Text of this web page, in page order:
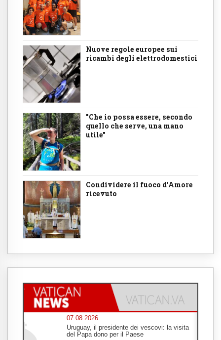
Nuove regole europee sui
ricambi degli elettrodomestici
"Che io possa essere, secondo
quello che serve, una mano
utile"
Condividere il fuoco d’Amore
ricevuto
07.08.2026
Uruguay, il presidente dei vescovi: la visita
del Papa dono per il Paese